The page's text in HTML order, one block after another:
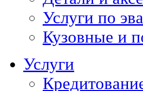
Услуги по
Кузовные и
Услуги